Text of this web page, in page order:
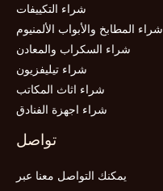
شراء التكييفات
شراء المطابخ والأبواب الألمنيوم
شراء السكراب والمعادن
شراء تيليفزيون
شراء اثاث المكاتب
شراء اجهزة الفنادق
تواصل
يمكنك التواصل معنا عبر